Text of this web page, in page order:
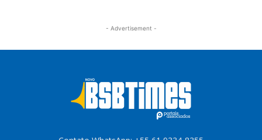
- Advertisement -